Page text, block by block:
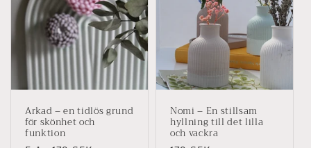
Arkad – en tidlös grund
för skönhet och
funktion
Nomi – En stillsam
hyllning till det lilla
och vackra